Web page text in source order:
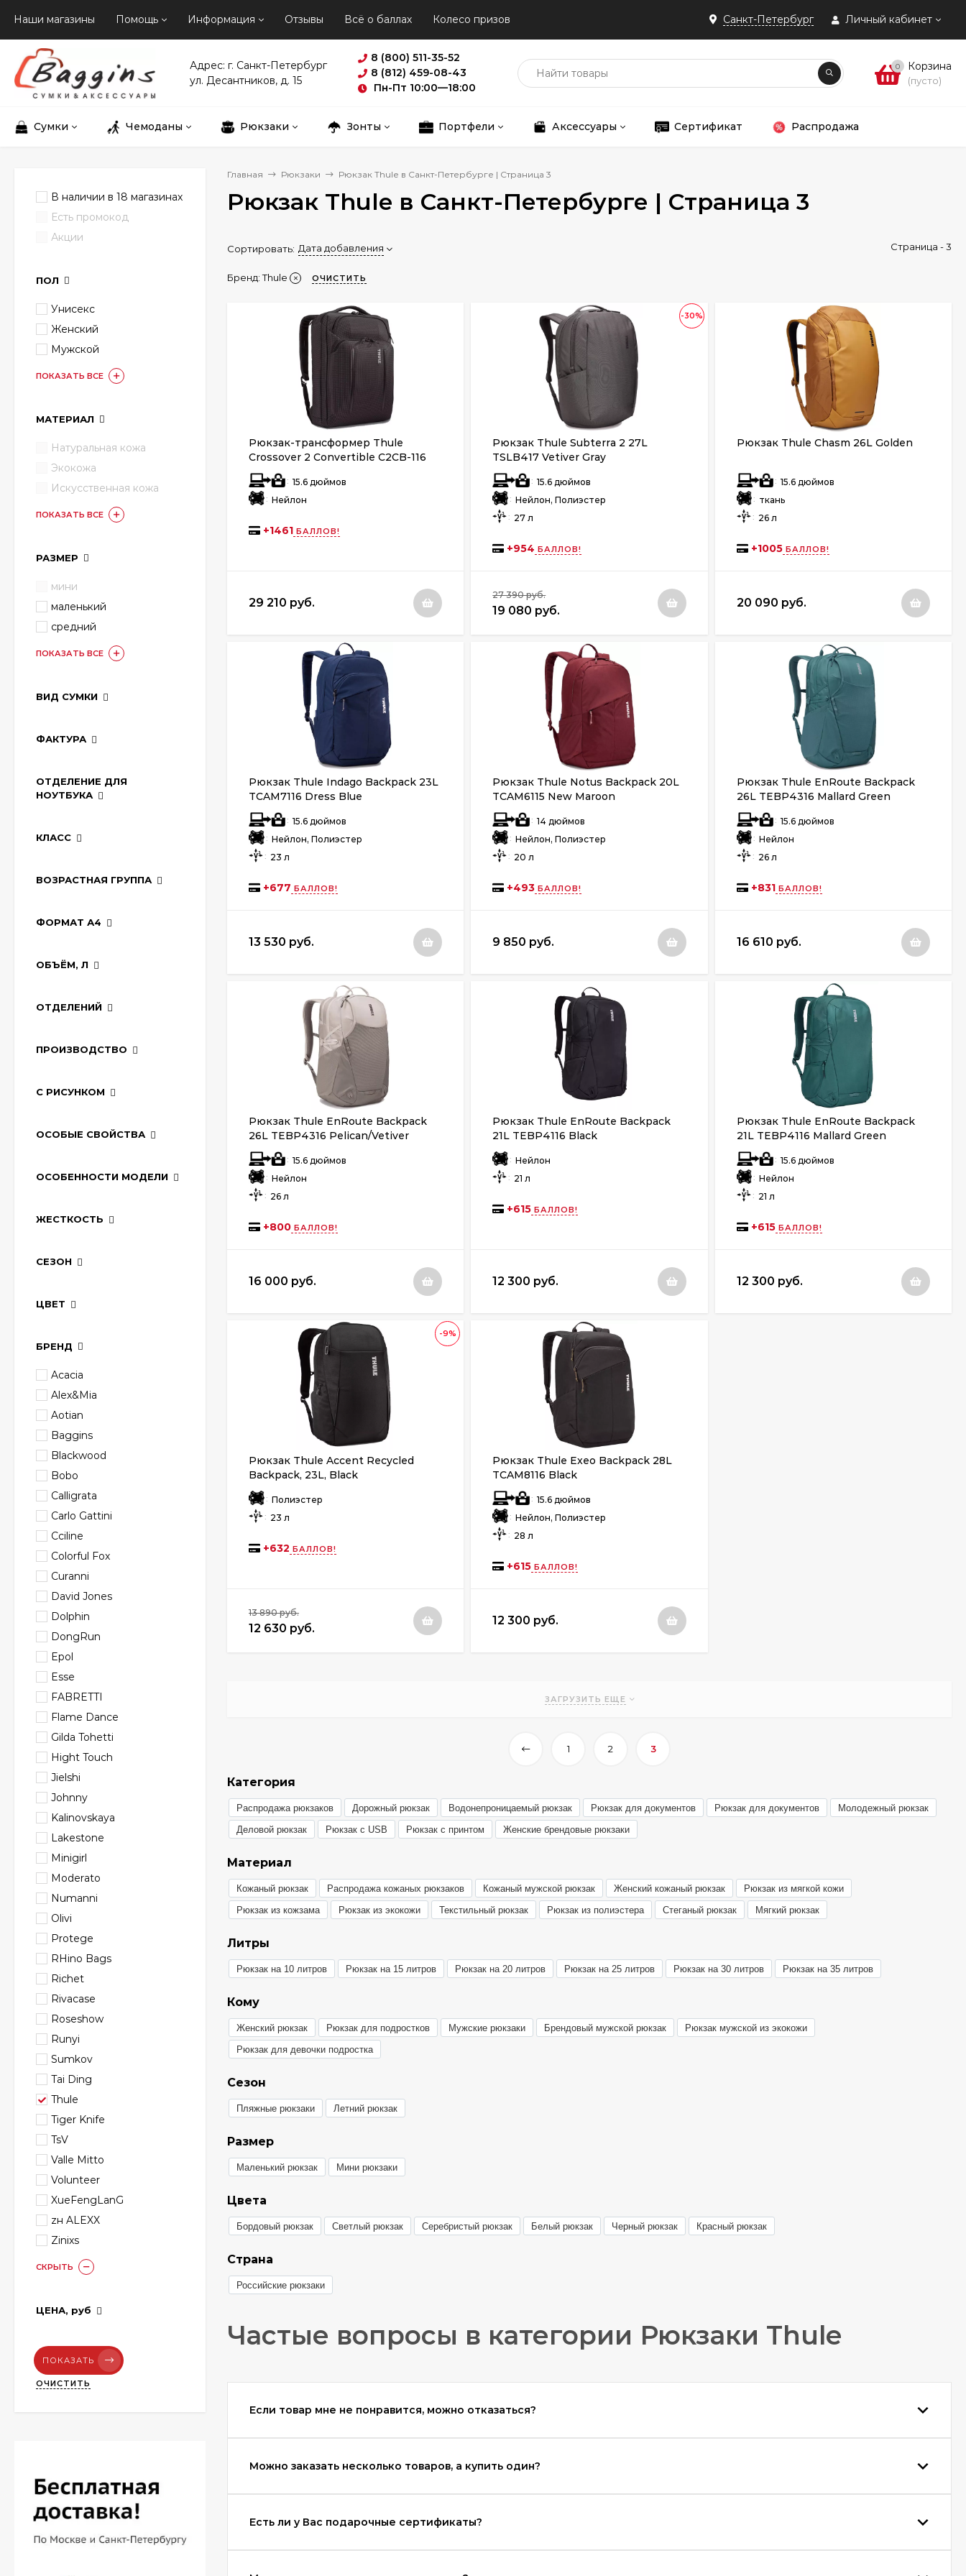
Санкт-Петербург Личный кабинет
Наши магазины Помощь Информация Отзывы Всё о баллах Колесо призов
Адрес: г. Санкт-Петербург
ул. Десантников, д. 15
8 (800) 511-35-52
8 (812) 459-08-43
Пн-Пт 10:00—18:00
0 Корзина
(пусто)
Сумки Чемоданы Рюкзаки Зонты Портфели Аксессуары Сертификат Распродажа
Главная Рюкзаки Рюкзак Thule в Санкт-Петербурге | Страница 3
Рюкзак Thule в Санкт-Петербурге | Страница 3
Сортировать: Дата добавления Страница - 3
Бренд:Thule ОЧИСТИТЬ
Рюкзак-трансформер Thule
Crossover 2 Convertible C2CB-116
Black
: 15.6 дюймов
: Нейлон
+1461 БАЛЛОВ!
29 210 руб.
-30%
Рюкзак Thule Subterra 2 27L
TSLB417 Vetiver Gray
: 15.6 дюймов
: Нейлон, Полиэстер
: 27 л
+954 БАЛЛОВ!
27 390 руб.
19 080 руб.
Рюкзак Thule Chasm 26L Golden
: 15.6 дюймов
: ткань
: 26 л
+1005БАЛЛОВ!
20 090 руб.
Рюкзак Thule Indago Backpack 23L
TCAM7116 Dress Blue
: 15.6 дюймов
: Нейлон, Полиэстер
: 23 л
+677 БАЛЛОВ!
13 530 руб.
Рюкзак Thule Notus Backpack 20L
TCAM6115 New Maroon
: 14 дюймов
: Нейлон, Полиэстер
: 20 л
+493 БАЛЛОВ!
9 850 руб.
Рюкзак Thule EnRoute Backpack
26L TEBP4316 Mallard Green
: 15.6 дюймов
: Нейлон
: 26 л
+831 БАЛЛОВ!
16 610 руб.
Рюкзак Thule EnRoute Backpack
26L TEBP4316 Pelican/Vetiver
: 15.6 дюймов
: Нейлон
: 26 л
+800 БАЛЛОВ!
16 000 руб.
Рюкзак Thule EnRoute Backpack
21L TEBP4116 Black
: Нейлон
: 21 л
+615 БАЛЛОВ!
12 300 руб.
Рюкзак Thule EnRoute Backpack
21L TEBP4116 Mallard Green
: 15.6 дюймов
: Нейлон
: 21 л
+615БАЛЛОВ!
12 300 руб.
-9%
Рюкзак Thule Accent Recycled
Backpack, 23L, Black
: Полиэстер
: 23 л
+632 БАЛЛОВ!
13 890 руб.
12 630 руб.
Рюкзак Thule Exeo Backpack 28L
TCAM8116 Black
: 15.6 дюймов
: Нейлон, Полиэстер
: 28 л
+615 БАЛЛОВ!
12 300 руб.
ЗАГРУЗИТЬ ЕЩЕ
1 2 3
Категория
Распродажа рюкзаков Дорожный рюкзак Водонепроницаемый рюкзак Рюкзак для документов Рюкзак для документов
Молодежный рюкзак
Деловой рюкзак
Рюкзак с USB Рюкзак с принтом Женские брендовые рюкзаки
Материал
Кожаный рюкзак Распродажа кожаных рюкзаков Кожаный мужской рюкзак Женский кожаный рюкзак
Рюкзак из мягкой кожи
Рюкзак из кожзама
Рюкзак из экокожи Текстильный рюкзак Рюкзак из полиэстера Стеганый рюкзак Мягкий рюкзак
Литры
Рюкзак на 10 литров Рюкзак на 15 литров Рюкзак на 20 литров Рюкзак на 25 литров Рюкзак на 30 литров Рюкзак на 35 литров
Кому
Женский рюкзак Рюкзак для подростков Мужские рюкзаки Брендовый мужской рюкзак
Рюкзак мужской из экокожи
Рюкзак для девочки подростка
Сезон
Пляжные рюкзаки Летний рюкзак
Размер
Маленький рюкзак Мини рюкзаки
Цвета
Бордовый рюкзак Светлый рюкзак Серебристый рюкзак Белый рюкзак Черный рюкзак Красный рюкзак
Страна
Российские рюкзаки
Частые вопросы в категории Рюкзаки Thule
Если товар мне не понравится, можно отказаться?
Можно заказать несколько товаров, а купить один?
Есть ли у Вас подарочные сертификаты?
В наличии в 18 магазинах
Есть промокод
Акции
ПОЛ
Унисекс
Женский
Мужской
ПОКАЗАТЬ ВСЕ
МАТЕРИАЛ
Натуральная кожа
Экокожа
Искусственная кожа
ПОКАЗАТЬ ВСЕ
РАЗМЕР
мини
маленький
средний
ПОКАЗАТЬ ВСЕ
ВИД СУМКИ
ФАКТУРА
ОТДЕЛЕНИЕ ДЛЯ
НОУТБУКА
КЛАСС
ВОЗРАСТНАЯ ГРУППА
ФОРМАТ А4
ОБЪЁМ, Л
ОТДЕЛЕНИЙ
ПРОИЗВОДСТВО
С РИСУНКОМ
ОСОБЫЕ СВОЙСТВА
ОСОБЕННОСТИ МОДЕЛИ
ЖЕСТКОСТЬ
СЕЗОН
ЦВЕТ
БРЕНД
Acacia
Alex&Mia
Aotian
Baggins
Blackwood
Bobo
Calligrata
Carlo Gattini
Cciline
Colorful Fox
Curanni
David Jones
Dolphin
DongRun
Epol
Esse
FABRETTI
Flame Dance
Gilda Tohetti
Hight Touch
Jielshi
Johnny
Kalinovskaya
Lakestone
Minigirl
Moderato
Numanni
Olivi
Protege
RHino Bags
Richet
Rivacase
Roseshow
Runyi
Sumkov
Tai Ding
Thule
Tiger Knife
TsV
Valle Mitto
Volunteer
XueFengLanG
zн ALEXX
Zinixs
СКРЫТЬ
ЦЕНА, руб
ПОКАЗАТЬ
ОЧИСТИТЬ